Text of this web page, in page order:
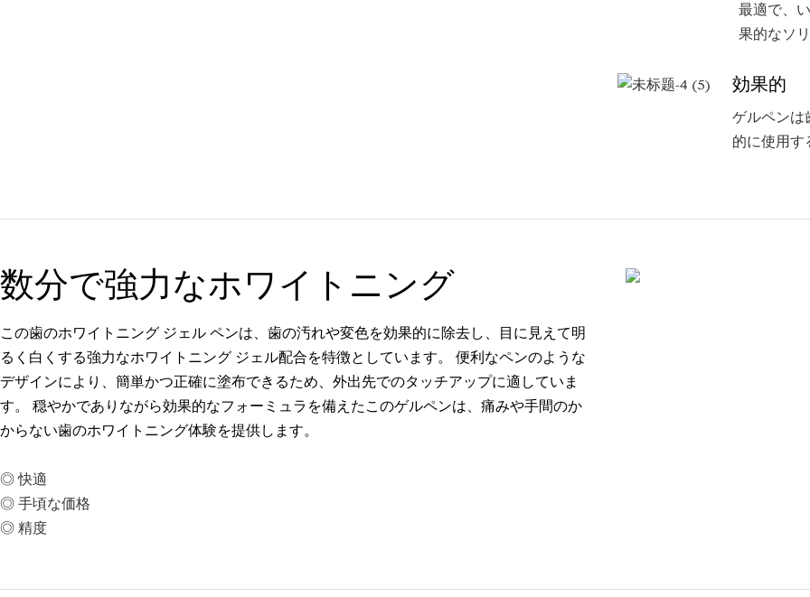
最適で、
果的なソ
効果的
ゲルペンは
的に使用す
数分で強力なホワイトニング
この歯のホワイトニング ジェル ペンは、歯の汚れや変色を効果的に除去し、目に見えて明
るく白くする強力なホワイトニング ジェル配合を特徴としています。 便利なペンのような
デザインにより、簡単かつ正確に塗布できるため、外出先でのタッチアップに適していま
す。 穏やかでありながら効果的なフォーミュラを備えたこのゲルペンは、痛みや手間のか
からない歯のホワイトニング体験を提供します。
◎ 快適
◎ 手頃な価格
◎ 精度